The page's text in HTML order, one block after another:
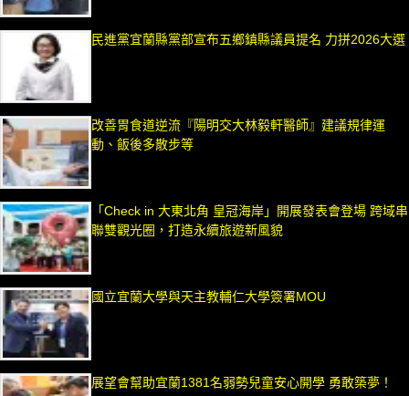
民進黨宜蘭縣黨部宣布五鄉鎮縣議員提名 力拼2026大選
改善胃食道逆流『陽明交大林毅軒醫師』建議規律運
動、飯後多散步等
「Check in 大東北角 皇冠海岸」開展發表會登場 跨域串
聯雙觀光圈，打造永續旅遊新風貌
國立宜蘭大學與天主教輔仁大學簽署MOU
展望會幫助宜蘭1381名弱勢兒童安心開學 勇敢築夢！